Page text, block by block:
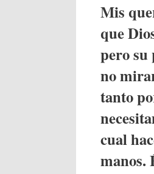
Mis
que
pero su
no
tanto
cual
manos.